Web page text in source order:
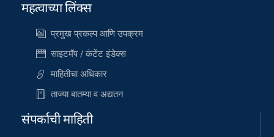
महत्वाच्या लिंक्स
प्रमुख प्रकल्प आणि उपक्रम
साइटमॅप / कंटेंट इंडेक्स
माहितीचा अधिकार
ताज्या बातम्या व अद्यतन
संपर्काची माहिती